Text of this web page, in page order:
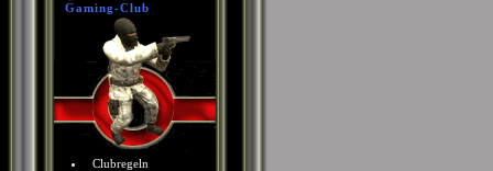
Gaming-Club
Clubregeln